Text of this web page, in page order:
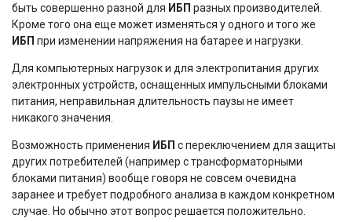
быть совершенно разной для ИБП разных производителей.
Кроме того она еще может изменяться у одного и того же
ИБП при изменении напряжения на батарее и нагрузки.
Для компьютерных нагрузок и для электропитания других
электронных устройств, оснащенных импульсными блоками
питания, неправильная длительность паузы не имеет
никакого значения.
Возможность применения ИБП с переключением для защиты
других потребителей (например с трансформаторными
блоками питания) вообще говоря не совсем очевидна
заранее и требует подробного анализа в каждом конкретном
случае. Но обычно этот вопрос решается положительно.